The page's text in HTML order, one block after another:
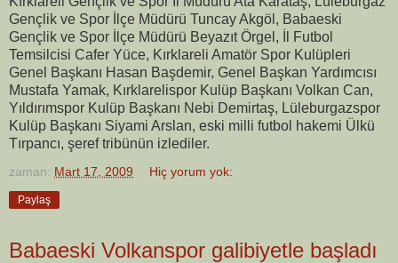
Gençlik ve Spor İlçe Müdürü Tuncay Akgöl, Babaeski
Gençlik ve Spor İlçe Müdürü Beyazıt Örgel, İl Futbol
Temsilcisi Cafer Yüce, Kırklareli Amatör Spor Kulüpleri
Genel Başkanı Hasan Başdemir, Genel Başkan Yardımcısı
Mustafa Yamak, Kırklarelispor Kulüp Başkanı Volkan Can,
Yıldırımspor Kulüp Başkanı Nebi Demirtaş, Lüleburgazspor
Kulüp Başkanı Siyami Arslan, eski milli futbol hakemi Ülkü
Tırpancı, şeref tribünün izlediler.
zaman: Mart 17, 2009 Hiç yorum yok:
Paylaş
Babaeski Volkanspor galibiyetle başladı